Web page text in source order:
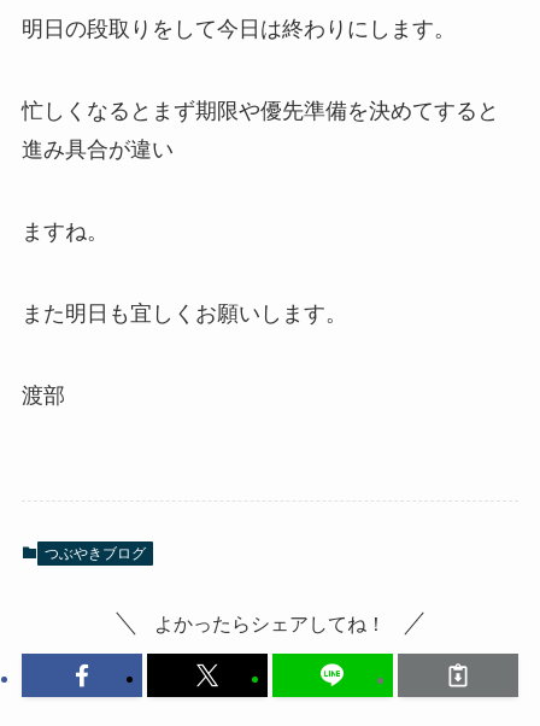
明日の段取りをして今日は終わりにします。
忙しくなるとまず期限や優先準備を決めてすると
進み具合が違い
ますね。
また明日も宜しくお願いします。
渡部
つぶやきブログ
よかったらシェアしてね！